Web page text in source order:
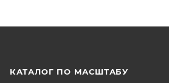
КАТАЛОГ ПО МАСШТАБУ